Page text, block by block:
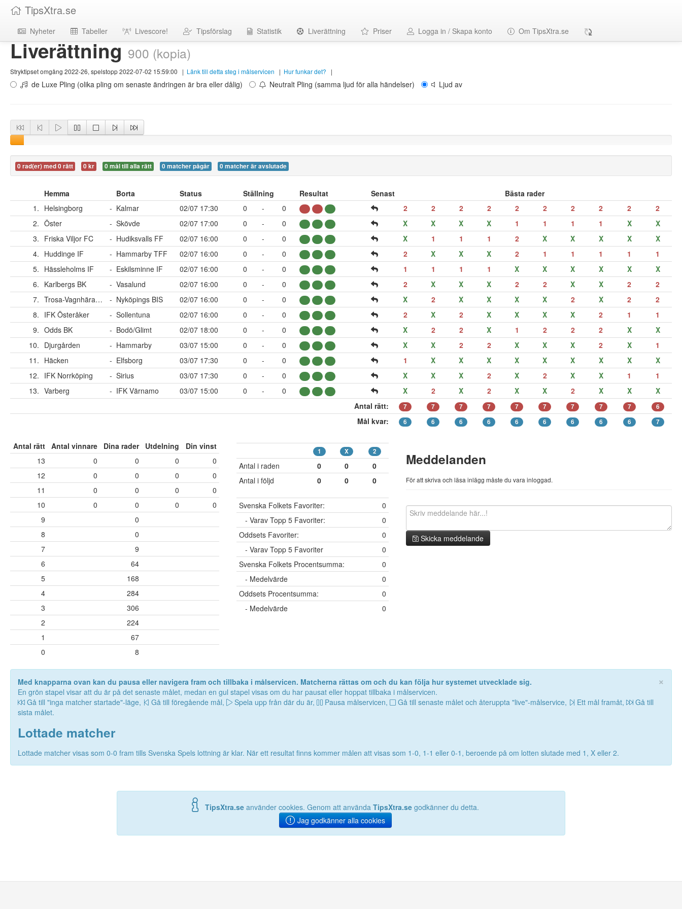
TipsXtra.se
Nyheter Tabeller Livescore! Tipsförslag Statistik Liverättning Priser Logga in / Skapa konto Om TipsXtra.se
Liverättning900 (kopia)
Stryktipset omgång 2022-26, spelstopp 2022-07-02 15:59:00 | Länk till detta steg i målservicen | Hur funkar det? |
de Luxe Pling (olika pling om senaste ändringen är bra eller dålig) Neutralt Pling (samma ljud för alla händelser) Ljud av
0 rad(er) med 0 rätt 0 kr 0 mål till alla rätt 0 matcher pågår 0 matcher är avslutade
Hemma Borta Status Ställning Resultat Senast
Bästa rader
1. Helsingborg - Kalmar 02/07 17:30 0 - 0 2 2 2 2 2 2 2 2 2
2
2. Öster - Skövde 02/07 17:00 0 - 0 X X X X 1 1 1 1 X
X
3. Friska Viljor FC - Hudiksvalls FF 02/07 16:00 0 - 0 X 1 1 1 2 X X X X
X
4. Huddinge IF - Hammarby TFF 02/07 16:00 0 - 0 2 X X X 2 1 1 1 1
1
5. Hässleholms IF - Eskilsminne IF 02/07 16:00 0 - 0 1 1 1 1 X X X X X
X
6. Karlbergs BK - Vasalund 02/07 16:00 0 - 0 2 X X X 2 2 X X 2
2
7.
Trosa-Vagnhärad SK - Nyköpings BIS 02/07 16:00 0 - 0 X 2 X X X X 2 X 2
2
8. IFK Österåker - Sollentuna 02/07 16:00 0 - 0 2 X 2 X X X X 2 1
1
9. Odds BK - Bodö/Glimt 02/07 18:00 0 - 0 X 2 2 X 1 2 2 2 X
X
10. Djurgården - Hammarby 03/07 15:00 0 - 0 X X 2 2 X X X 2 X
1
11. Häcken - Elfsborg 03/07 17:30 0 - 0 1 X X X X X X X X
X
12. IFK Norrköping - Sirius 03/07 17:30 0 - 0 X X X 2 X 2 X X 1
1
13. Varberg - IFK Värnamo 03/07 15:00 0 - 0 X 2 X 2 X X 2 X X
X
Antal rätt:
7 7 7 7 7 7 7 7 7 6
Mål kvar: 6 6 6 6 6 6 6 6 6 7
Antal rätt Antal vinnare Dina rader Utdelning
Din vinst
13
0 0 0
0
12
0 0 0
0
11
0 0 0
0
10
0 0 0
0
9
0
8
0
7
9
6
64
5
168
4
284
3
306
2
224
1
67
0
8
1 X 2
Antal i raden 0 0
0
Antal i följd
0 0 0
Svenska Folkets Favoriter:
0
- Varav Topp 5 Favoriter:
0
Oddsets Favoriter:
0
- Varav Topp 5 Favoriter
0
Svenska Folkets Procentsumma:
0
- Medelvärde
0
Oddsets Procentsumma:
0
- Medelvärde
0
Meddelanden
För att skriva och läsa inlägg måste du vara inloggad.
Skicka meddelande
×
Med knapparna ovan kan du pausa eller navigera fram och tillbaka i målservicen. Matcherna rättas om och du kan följa hur systemet utvecklade sig.
En grön stapel visar att du är på det senaste målet, medan en gul stapel visas om du har pausat eller hoppat tillbaka i målservicen.
Gå till "inga matcher startade"-läge,
Gå till föregående mål, Spela upp från där du är, Pausa målservicen, Gå till senaste målet och återuppta "live"-målservice, Ett mål framåt,
Gå till
sista målet.
Lottade matcher
Lottade matcher visas som 0-0 fram tills Svenska Spels lottning är klar. När ett resultat finns kommer målen att visas som 1-0, 1-1 eller 0-1, beroende på om lotten slutade med 1, X eller 2.
TipsXtra.se använder cookies. Genom att användaTipsXtra.se godkänner du detta.
Jag godkänner alla cookies